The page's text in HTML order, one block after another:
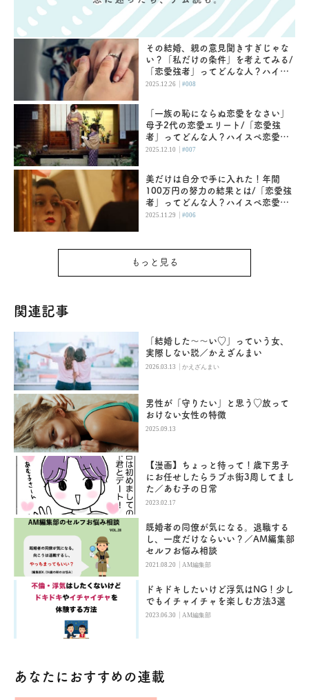
その結婚、親の意見聞きすぎじゃな
い？「私だけの条件」を考えてみる/
「恋愛強者」ってどんな人？ハイス
ペ恋愛を追う(8)
2025.12.26 |#008
「一族の恥にならぬ恋愛をなさい」
母子2代の恋愛エリート/「恋愛強
者」ってどんな人？ハイスペ恋愛を
追う(7)
2025.12.10 |#007
美だけは自分で手に入れた！年間
100万円の努力の結果とは/「恋愛強
者」ってどんな人？ハイスペ恋愛を
追う(6)
2025.11.29 |#006
もっと見る
関連記事
「結婚した～～い♡」っていう女、
実際しない説／かえざんまい
2026.03.13 |かえざんまい
男性が「守りたい」と思う♡放って
おけない女性の特徴
2025.09.13
【漫画】ちょっと待って！歳下男子
にお任せしたらラブホ街3周してまし
た／あむ子の日常
2023.02.17
既婚者の同僚が気になる。退職する
し、一度だけならいい？／AM編集部
セルフお悩み相談
2021.08.20 | AM編集部
ドキドキしたいけど浮気はNG！少し
でもイチャイチャを楽しむ方法3選
2023.06.30 | AM編集部
あなたにおすすめの連載